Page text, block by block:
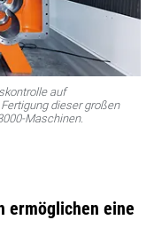
auf
dieser großen
Maschinen.
ermöglichen eine